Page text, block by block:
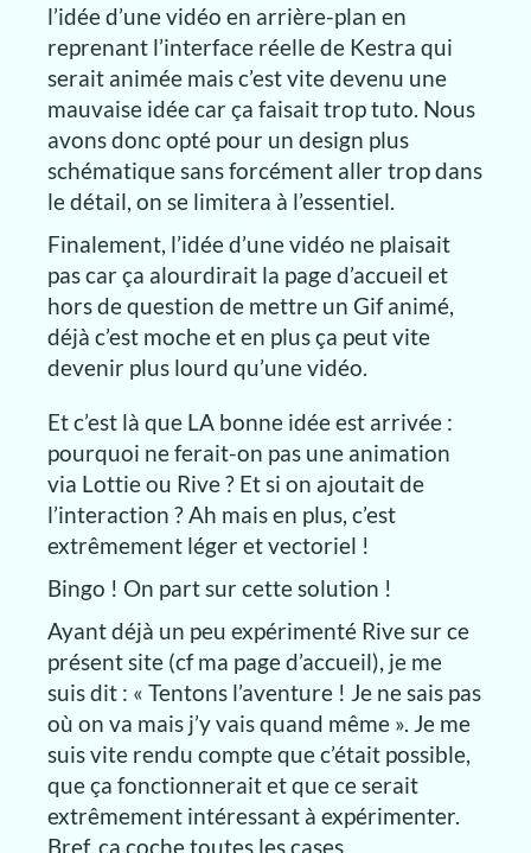
l’idée d’une vidéo en arrière-plan en
reprenant l’interface réelle de Kestra qui
serait animée mais c’est vite devenu une
mauvaise idée car ça faisait trop tuto. Nous
avons donc opté pour un design plus
schématique sans forcément aller trop dans
le détail, on se limitera à l’essentiel.
Finalement, l’idée d’une vidéo ne plaisait
pas car ça alourdirait la page d’accueil et
hors de question de mettre un Gif animé,
déjà c’est moche et en plus ça peut vite
devenir plus lourd qu’une vidéo.
Et c’est là que LA bonne idée est arrivée :
pourquoi ne ferait-on pas une animation
via Lottie ou Rive ? Et si on ajoutait de
l’interaction ? Ah mais en plus, c’est
extrêmement léger et vectoriel !
Bingo ! On part sur cette solution !
Ayant déjà un peu expérimenté Rive sur ce
présent site (cf ma page d’accueil), je me
suis dit : « Tentons l’aventure ! Je ne sais pas
où on va mais j’y vais quand même ». Je me
suis vite rendu compte que c’était possible,
que ça fonctionnerait et que ce serait
extrêmement intéressant à expérimenter.
Bref, ça coche toutes les cases.